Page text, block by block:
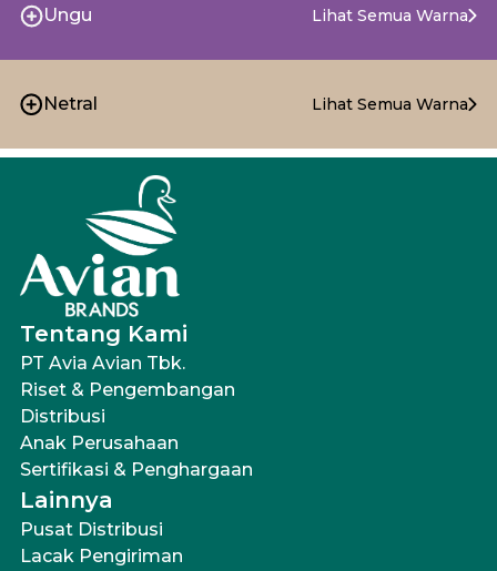
Ungu Lihat Semua Warna
Netral Lihat Semua Warna
Tentang Kami
PT Avia Avian Tbk.
Riset & Pengembangan
Distribusi
Anak Perusahaan
Sertifikasi & Penghargaan
Lainnya
Pusat Distribusi
Lacak Pengiriman